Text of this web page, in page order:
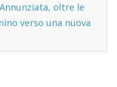
oltre le
verso una nuova